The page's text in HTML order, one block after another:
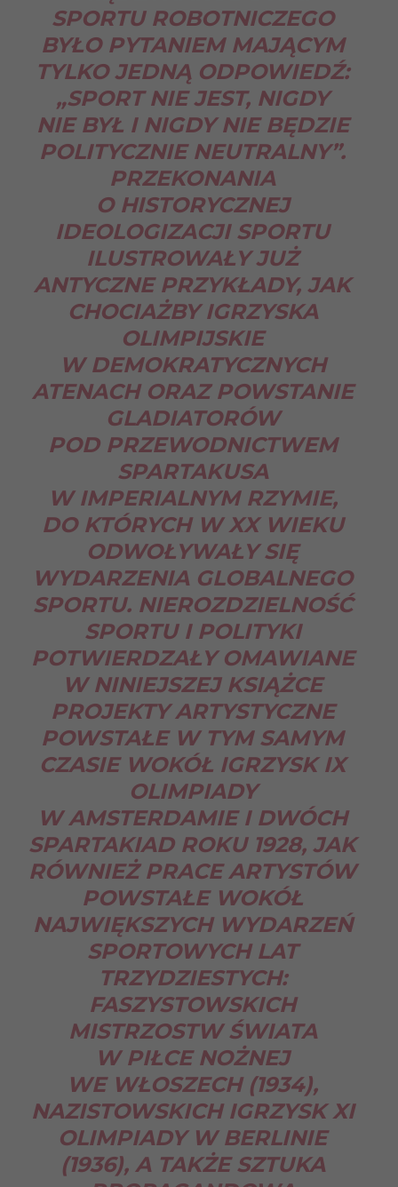
SPORTU ROBOTNICZEGO
BYŁO PYTANIEM MAJĄCYM
TYLKO JEDNĄ ODPOWIEDŹ:
„SPORT NIE JEST, NIGDY
NIE BYŁ I NIGDY NIE BĘDZIE
POLITYCZNIE NEUTRALNY”.
PRZEKONANIA
O HISTORYCZNEJ
IDEOLOGIZACJI SPORTU
ILUSTROWAŁY JUŻ
ANTYCZNE PRZYKŁADY, JAK
CHOCIAŻBY IGRZYSKA
OLIMPIJSKIE
W DEMOKRATYCZNYCH
ATENACH ORAZ POWSTANIE
GLADIATORÓW
POD PRZEWODNICTWEM
SPARTAKUSA
W IMPERIALNYM RZYMIE,
DO KTÓRYCH W XX WIEKU
ODWOŁYWAŁY SIĘ
WYDARZENIA GLOBALNEGO
SPORTU. NIEROZDZIELNOŚĆ
SPORTU I POLITYKI
POTWIERDZAŁY OMAWIANE
W NINIEJSZEJ KSIĄŻCE
PROJEKTY ARTYSTYCZNE
POWSTAŁE W TYM SAMYM
CZASIE WOKÓŁ IGRZYSK IX
OLIMPIADY
W AMSTERDAMIE I DWÓCH
SPARTAKIAD ROKU 1928, JAK
RÓWNIEŻ PRACE ARTYSTÓW
POWSTAŁE WOKÓŁ
NAJWIĘKSZYCH WYDARZEŃ
SPORTOWYCH LAT
TRZYDZIESTYCH:
FASZYSTOWSKICH
MISTRZOSTW ŚWIATA
W PIŁCE NOŻNEJ
WE WŁOSZECH (1934),
NAZISTOWSKICH IGRZYSK XI
OLIMPIADY W BERLINIE
(1936), A TAKŻE SZTUKA